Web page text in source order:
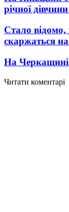
річної дівчини
Стало відомо,
скаржаться
На
Читати коментарі